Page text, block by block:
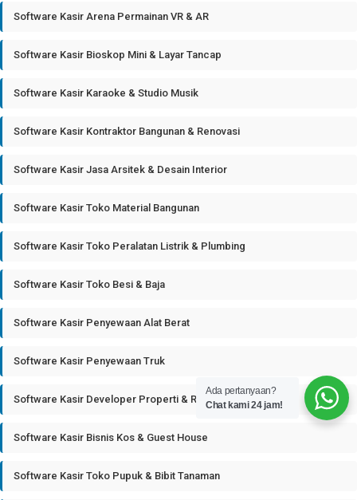
Software Kasir Arena Permainan VR & AR
Software Kasir Bioskop Mini & Layar Tancap
Software Kasir Karaoke & Studio Musik
Software Kasir Kontraktor Bangunan & Renovasi
Software Kasir Jasa Arsitek & Desain Interior
Software Kasir Toko Material Bangunan
Software Kasir Toko Peralatan Listrik & Plumbing
Software Kasir Toko Besi & Baja
Software Kasir Penyewaan Alat Berat
Software Kasir Penyewaan Truk
Software Kasir Developer Properti & Real Estate
Software Kasir Bisnis Kos & Guest House
Software Kasir Toko Pupuk & Bibit Tanaman
Ada pertanyaan?
Chat kami 24 jam!